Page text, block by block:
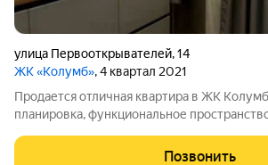
улица Первооткрывателей,14
ЖК «Колумб», 4 квартал 2021
Продается отличная квартира в ЖК
планировка, функциональное
шкафы, кровать, стол/стулья). Вся бытовая техникаПозвонить